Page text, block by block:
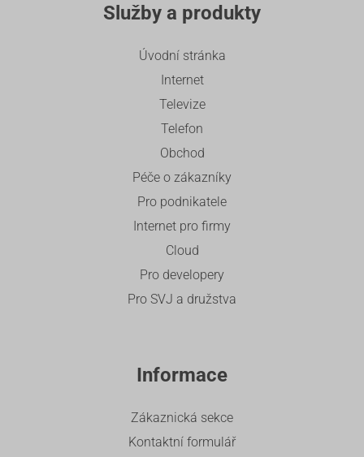
Služby a produkty
Úvodní stránka
Internet
Televize
Telefon
Obchod
Péče o zákazníky
Pro podnikatele
Internet pro firmy
Cloud
Pro developery
Pro SVJ a družstva
Informace
Zákaznická sekce
Kontaktní formulář